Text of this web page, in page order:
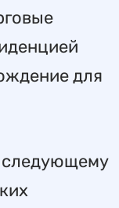
для
следующему